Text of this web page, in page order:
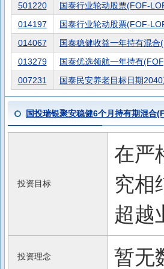
501220
国泰行业轮动股票(FOF-
014197
国泰行业轮动股票(FOF-
014067
国泰稳健收益一年持有混合
013279
国泰优选领航一年持有
007231
国泰民安养老目标日期
国投瑞银聚安稳健6个月持有期混合
投资目标
在严
究相
超越
投资理念 暂无